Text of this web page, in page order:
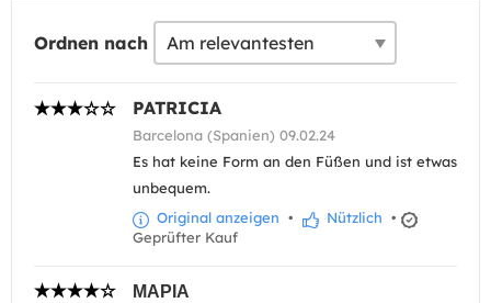
Ordnen nach
PATRICIA
Barcelona (Spanien) 09.02.24
Es hat keine Form an den Füßen und ist etwas
unbequem.
Original anzeigen • Nützlich •
Geprüfter Kauf
ΜΑΡΙΑ